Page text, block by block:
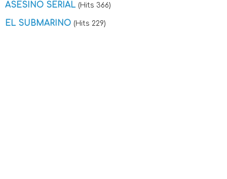
ASESINO SERIAL (Hits 366)
EL SUBMARINO (Hits 229)